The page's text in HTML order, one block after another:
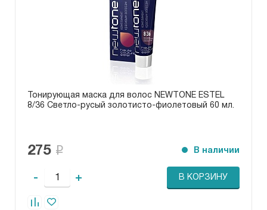
Тонирующая маска для волос NEWTONE ESTEL
8/36 Светло-русый золотисто-фиолетовый 60 мл.
275 В наличии
- + В КОРЗИНУ